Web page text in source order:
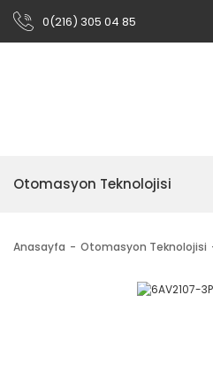
0(216) 305 04 85
Otomasyon Teknolojisi
Anasayfa Otomasyon Teknolojisi